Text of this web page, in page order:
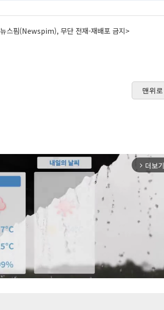
스핌(Newspim), 무단 전재-재배포 금지>
맨위로
arrow_forward_ios 더보기